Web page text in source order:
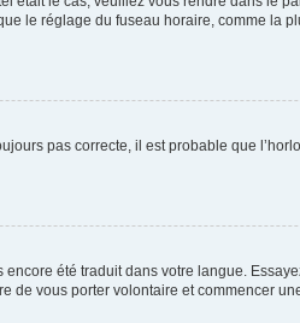
le réglage du fuseau horaire, comme la
pas correcte, il est probable que
été traduit dans votre langue.
vous porter volontaire et commencer